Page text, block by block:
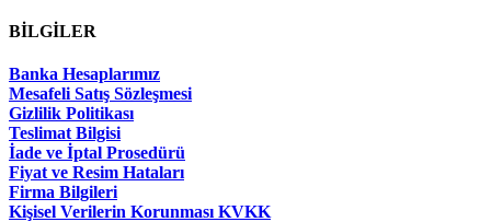
BİLGİLER
Banka Hesaplarımız
Mesafeli Satış Sözleşmesi
Gizlilik Politikası
Teslimat Bilgisi
İade ve İptal Prosedürü
Fiyat ve Resim Hataları
Firma Bilgileri
Kişisel Verilerin Korunması KVKK